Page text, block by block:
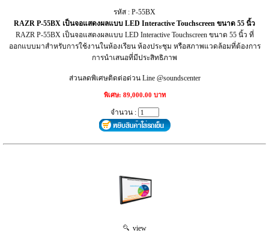
รหัส : P-55BX
RAZR P-55BX เป็นจอแสดงผลแบบ LED Interactive Touchscreen ขนาด 55 นิ้ว
RAZR P-55BX เป็นจอแสดงผลแบบ LED Interactive Touchscreen ขนาด 55 นิ้ว ที่
ออกแบบมาสำหรับการใช้งานในห้องเรียน ห้องประชุม หรือสภาพแวดล้อมที่ต้องการ
การนำเสนอที่มีประสิทธิภาพ
ส่วนลดพิเศษติดต่อด่วน Line @soundscenter
พิเศษ: 89,000.00 บาท
จำนวน :
view